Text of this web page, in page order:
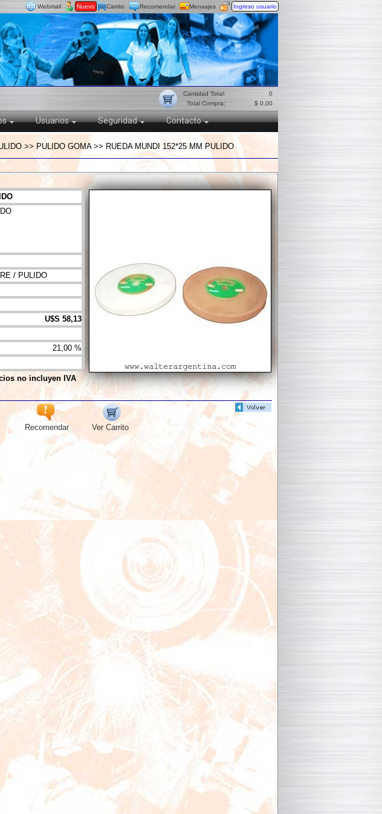
Mensajes
Recomendar
Nuevo Ingreso usuario
Carrito
Webmail
0
$ 0,00
Cantidad Total:
Total Compra:
Usuarios Seguridad Contacto
>> PULIDO GOMA >> RUEDA MUNDI 152*25 MM PULIDO
/ PULIDO
U$S 58,13
21,00 %
no incluyen IVA
Recomendar Ver Carrito